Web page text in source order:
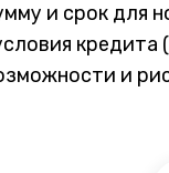
и срок для
и